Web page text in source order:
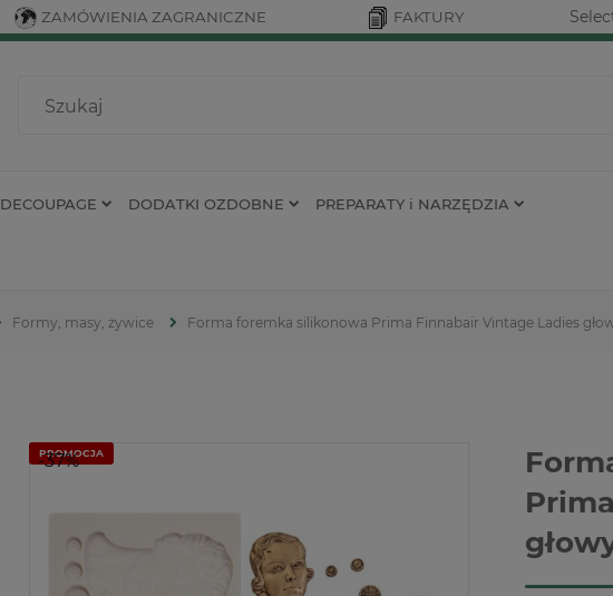
ZAMÓWIENIA ZAGRANICZNE FAKTURY
DECOUPAGE DODATKI OZDOBNE PREPARATY i NARZĘDZIA
Formy, masy, żywice Forma foremka silikonowa Prima Finnabair Vintage Ladies
PROMOCJA
-37%